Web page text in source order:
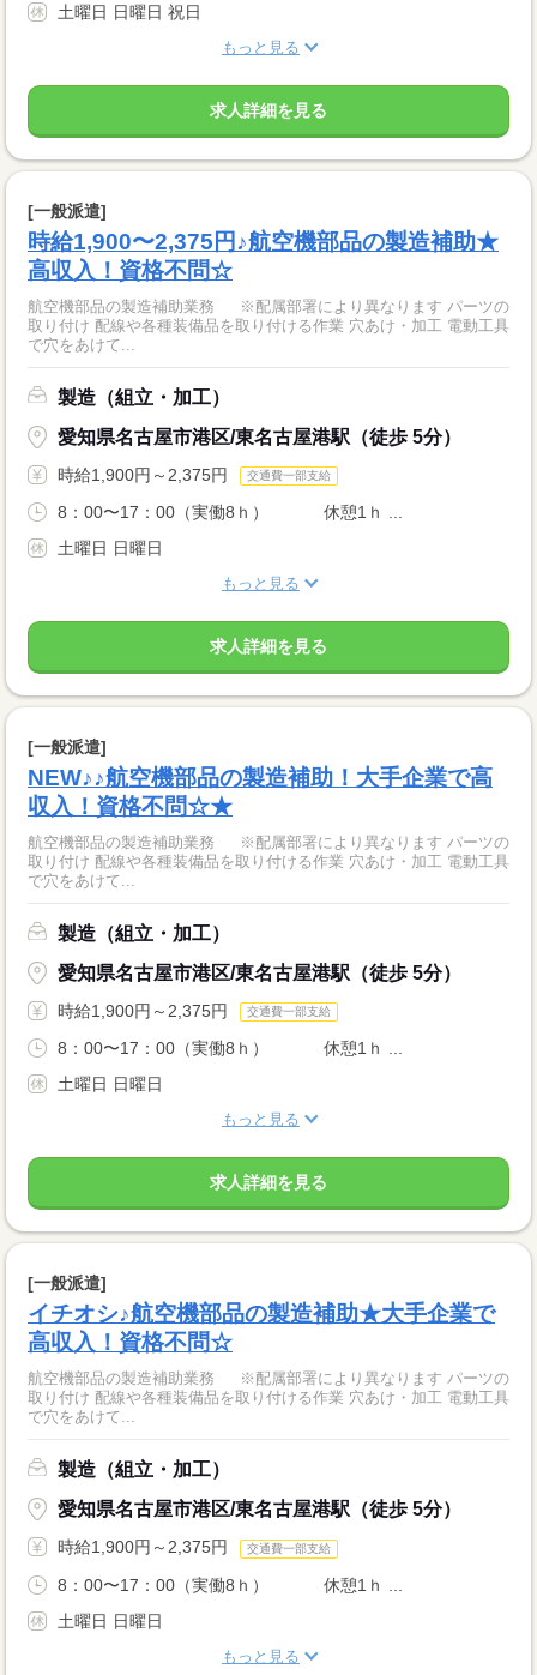
土曜日 日曜日 祝日
もっと見る
求人詳細を見る
[一般派遣]
時給1,900〜2,375円♪航空機部品の製造補助★
高収入！資格不問☆
航空機部品の製造補助業務 ※配属部署により異なります パーツの
取り付け 配線や各種装備品を取り付ける作業 穴あけ・加工 電動工具
で穴をあけて...
製造（組立・加工）
愛知県名古屋市港区/東名古屋港駅（徒歩 5分）
時給1,900円～2,375円 交通費一部支給
8：00〜17：00（実働8ｈ） 休憩1ｈ ...
土曜日 日曜日
もっと見る
求人詳細を見る
[一般派遣]
NEW♪♪航空機部品の製造補助！大手企業で高
収入！資格不問☆★
航空機部品の製造補助業務 ※配属部署により異なります パーツの
取り付け 配線や各種装備品を取り付ける作業 穴あけ・加工 電動工具
で穴をあけて...
製造（組立・加工）
愛知県名古屋市港区/東名古屋港駅（徒歩 5分）
時給1,900円～2,375円 交通費一部支給
8：00〜17：00（実働8ｈ） 休憩1ｈ ...
土曜日 日曜日
もっと見る
求人詳細を見る
[一般派遣]
イチオシ♪航空機部品の製造補助★大手企業で
高収入！資格不問☆
航空機部品の製造補助業務 ※配属部署により異なります パーツの
取り付け 配線や各種装備品を取り付ける作業 穴あけ・加工 電動工具
で穴をあけて...
製造（組立・加工）
愛知県名古屋市港区/東名古屋港駅（徒歩 5分）
時給1,900円～2,375円 交通費一部支給
8：00〜17：00（実働8ｈ） 休憩1ｈ ...
土曜日 日曜日
もっと見る